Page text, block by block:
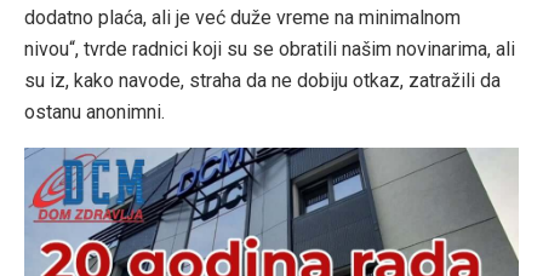
dodatno plaća, ali je već duže vreme na minimalnom
nivou“, tvrde radnici koji su se obratili našim novinarima, ali
su iz, kako navode, straha da ne dobiju otkaz, zatražili da
ostanu anonimni.